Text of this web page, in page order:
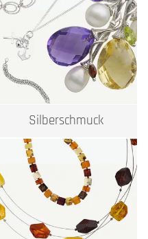
Silberschmuck